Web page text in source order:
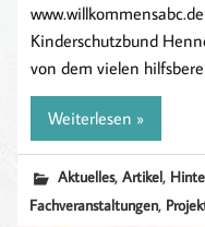
Kinderschutzbund
von dem vielen
Weiterlesen »
Aktuelles,Artikel,
Fachveranstaltungen,